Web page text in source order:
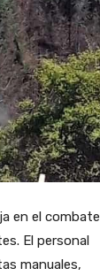
en el combate
El personal
manuales,